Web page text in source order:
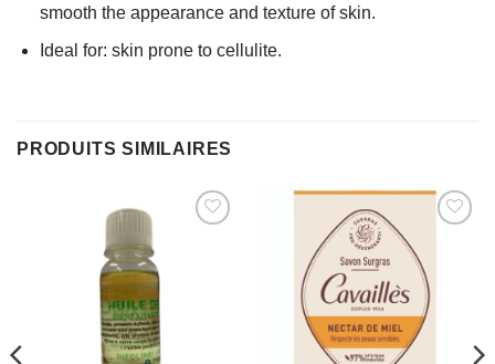
smooth the appearance and texture of skin.
Ideal for: skin prone to cellulite.
PRODUITS SIMILAIRES
AJOUTER
FAVORIS
AJOUTER
À MES
FAVORIS